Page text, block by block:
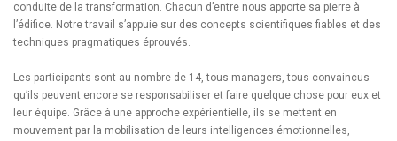
conduite de la transformation. Chacun d’entre nous apporte sa pierre à
l’édifice. Notre travail s’appuie sur des concepts scientifiques fiables et des
techniques pragmatiques éprouvés.
Les participants sont au nombre de 14, tous managers, tous convaincus
qu’ils peuvent encore se responsabiliser et faire quelque chose pour eux et
leur équipe. Grâce à une approche expérientielle, ils se mettent en
mouvement par la mobilisation de leurs intelligences émotionnelles,